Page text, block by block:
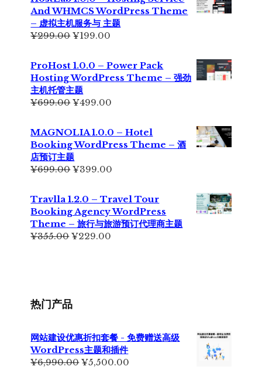
¥355.00。
格
为：
¥229.00。
And WHMCS WordPress Theme
– 虚拟主机服务与 主题
¥299.00原
为：
¥299.00。
¥199.00
价
格
为：
ProHost 1.0.0 – Power Pack
Hosting WordPress Theme – 强劲
主机托管主题
¥699.00原
为：
¥699.00。
¥499.00
价
格
为：
MAGNOLIA 1.0.0 – Hotel
Booking WordPress Theme – 酒
店预订主题
¥699.00原
为：
¥699.00。
¥399.00
格
为：
¥399.00。
Travlla 1.2.0 – Travel Tour
Booking Agency WordPress
Theme – 旅行与旅游预订代理商主题
¥355.00原
¥229.00
热门产品
网站建设优惠折扣套餐 - 免费赠送高级
WordPress主题和插件
¥6,990.00原
¥5,500.00